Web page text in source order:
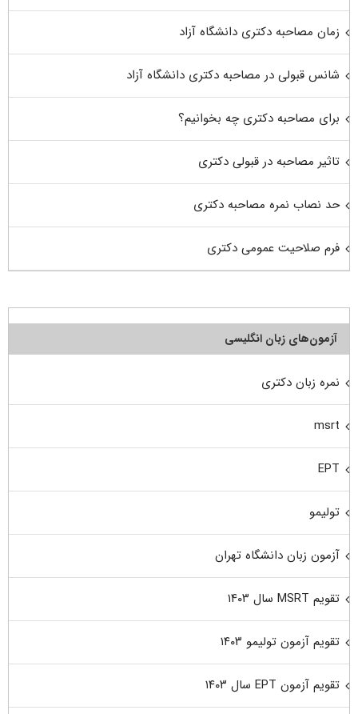
زمان مصاحبه دکتری دانشگاه آزاد
شانس قبولی در مصاحبه دکتری دانشگاه آزاد
برای مصاحبه دکتری چه بخوانیم؟
تاثیر مصاحبه در قبولی دکتری
حد نصاب نمره مصاحبه دکتری
فرم صلاحیت عمومی دکتری
آزمون‌های زبان انگلیسی
نمره زبان دکتری
msrt
EPT
تولیمو
آزمون زبان دانشگاه تهران
تقویم MSRT سال ۱۴۰۳
تقویم آزمون تولیمو ۱۴۰۳
تقویم آزمون EPT سال ۱۴۰۳